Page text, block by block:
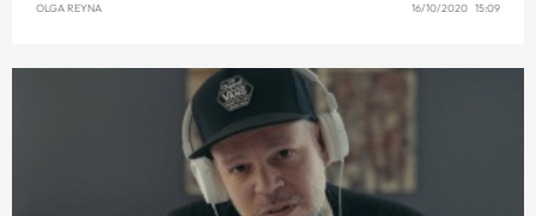
OLGA REYNA 16/10/2020 15:09